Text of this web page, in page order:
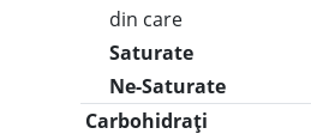
din care
Saturate
Ne-Saturate
Carbohidrați